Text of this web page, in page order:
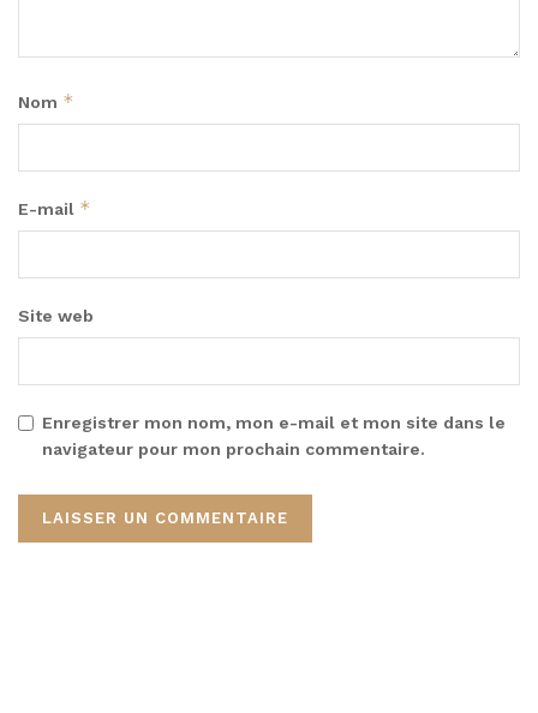
Nom *
E-mail *
Site web
Enregistrer mon nom, mon e-mail et mon site dans le
navigateur pour mon prochain commentaire.